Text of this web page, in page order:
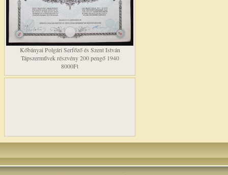
Kőbányai Polgári Serfőző és Szent István
Tápszerművek részvény 200 pengő 1940
8000Ft